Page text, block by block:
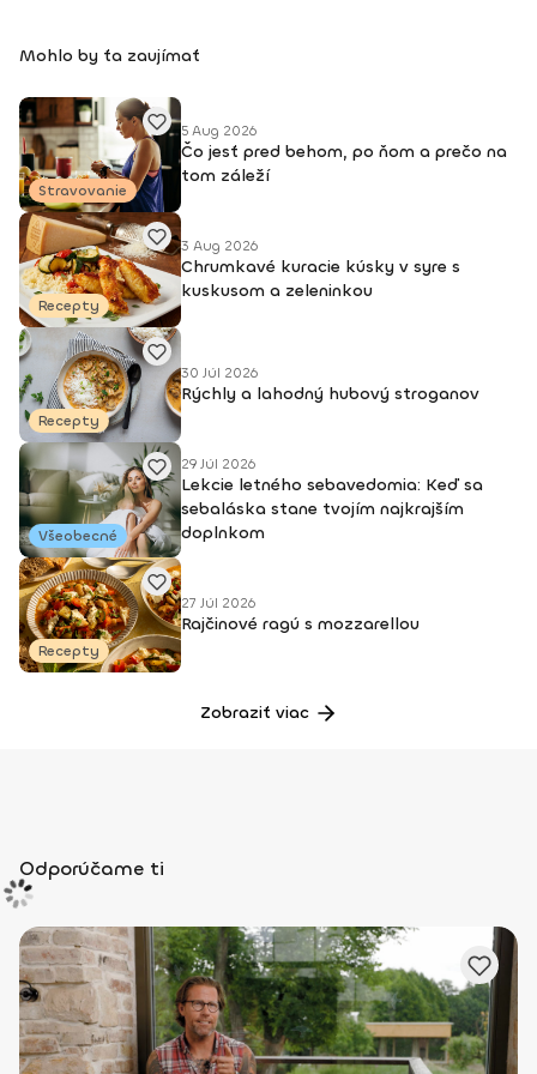
Mohlo by ťa zaujímať
Stravovanie
5 Aug 2026
Čo jesť pred behom, po ňom a prečo na
tom záleží
Recepty
3 Aug 2026
Chrumkavé kuracie kúsky v syre s
kuskusom a zeleninkou
Recepty
30 Júl 2026
Rýchly a lahodný hubový stroganov
Všeobecné
29 Júl 2026
Lekcie letného sebavedomia: Keď sa
sebaláska stane tvojím najkrajším
doplnkom
Recepty
27 Júl 2026
Rajčinové ragú s mozzarellou
Zobraziť viac
Odporúčame ti